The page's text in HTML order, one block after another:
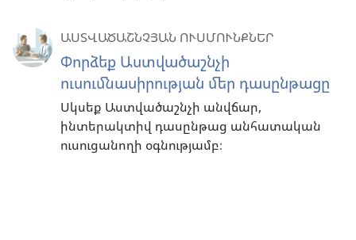
ԱՍՏՎԱԾԱՇՆՉՅԱՆ ՈՒՍՄՈՒՆՔՆԵՐ
Փորձեք Աստվածաշնչի
ուսումնասիրության մեր դասընթացը
Սկսեք Աստվածաշնչի անվճար,
ինտերակտիվ դասընթաց անհատական
ուսուցանողի օգնությամբ։